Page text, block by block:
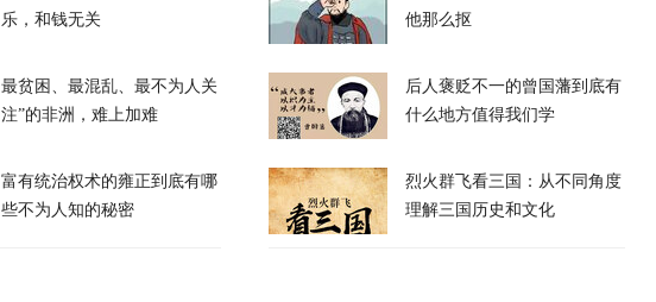
天下事
特朗普、鲁比奥、贝森特都说好事近了，美媒披露美伊协议
乐，和钱无关
他那么抠
最贫困、最混乱、最不为人关
注”的非洲，难上加难
后人褒贬不一的曾国藩到底有
什么地方值得我们学
富有统治权术的雍正到底有哪
些不为人知的秘密
烈火群飞看三国：从不同角度
理解三国历史和文化